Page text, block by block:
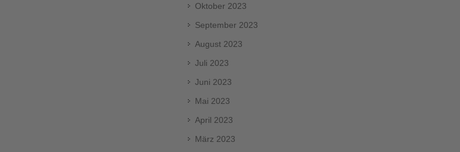
Oktober 2023
September 2023
August 2023
Juli 2023
Juni 2023
Mai 2023
April 2023
März 2023